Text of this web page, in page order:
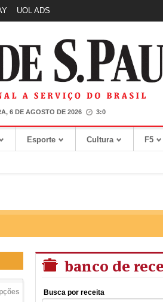
UOL ADS
6 DE AGOSTO DE 2026 3:0
Esporte Cultura F5
banco de
Busca por receita